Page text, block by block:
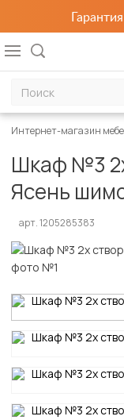
Интернет-магазин
Шкаф №3
Ясень
арт. 1205285383